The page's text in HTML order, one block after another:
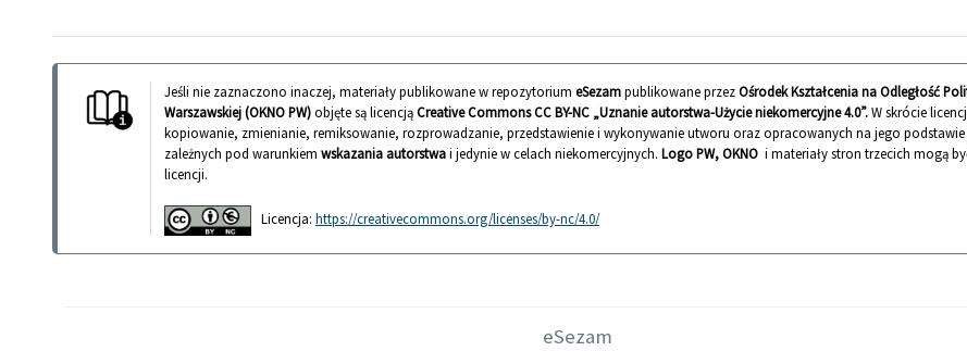
Jeśli nie zaznaczono inaczej, materiały publikowane w repozytorium eSezampublikowane przezOśrodek Kształcenia na Odległość
Warszawskiej (OKNO PW)objęte są licencjąCreative Commons CC BY-NC „Uznanie autorstwa-Użycie niekomercyjne 4.0”.W skrócie
kopiowanie, zmienianie, remiksowanie, rozprowadzanie, przedstawienie i wykonywanie utworu oraz opracowanych na jego
zależnych pod warunkiem wskazania autorstwai jedynie w celach niekomercyjnych. Logo PW, OKNO i materiały stron trzecich mogą
licencji.
Licencja: https://creativecommons.org/licenses/by-nc/4.0/
eSezam